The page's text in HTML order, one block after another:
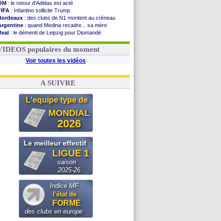
: le retour d'Adidas est acté
: Infantino sollicite Trump
: des clubs de N1 montent au créneau
: quand Medina recadre... sa mère
: le démenti de Leipzig pour Diomandé
: Paixão attire un 2e club anglais
populaires du moment
Voir toutes les vidéos
A SUIVRE
L'equipe type de
MONDIAL
2026
Le meilleur effectif
LIGUE 1
saison
2025-26
Indice MF :
l'état de
FORME
des clubs en europe